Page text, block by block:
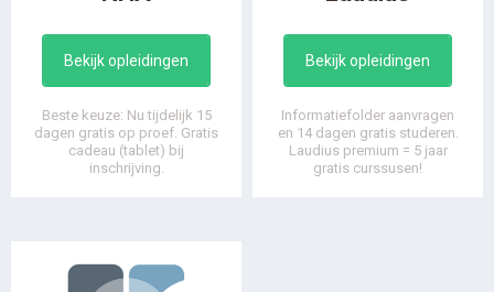
Bekijk opleidingen
Beste keuze: Nu tijdelijk 15
dagen gratis op proef. Gratis
cadeau (tablet) bij
inschrijving.
Bekijk opleidingen
Informatiefolder aanvragen
en 14 dagen gratis studeren.
Laudius premium = 5 jaar
gratis curssusen!